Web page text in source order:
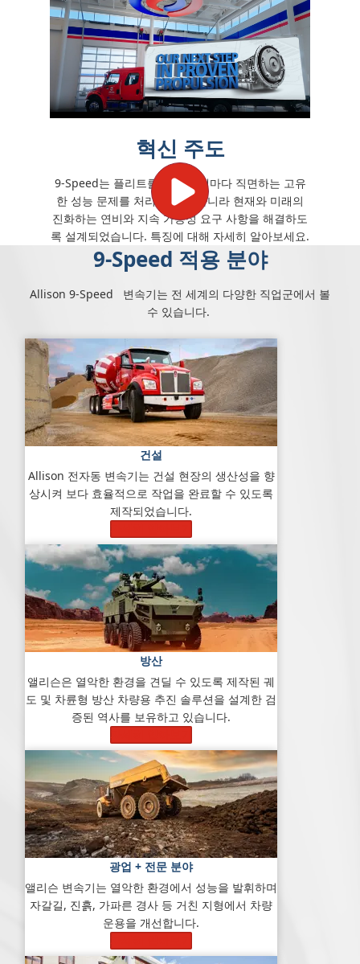
혁신 주도
9-Speed는 플리트를 운행할 때마다 직면하는 고유
한 성능 문제를 처리할 뿐만 아니라 현재와 미래의
진화하는 연비와 지속 가능성 요구 사항을 해결하도
록 설계되었습니다. 특징에 대해 자세히 알아보세요.
9-Speed 적용 분야
Allison 9-Speed 변속기는 전 세계의 다양한 직업군에서 볼
수 있습니다.
건설
Allison 전자동 변속기는 건설 현장의 생산성을 향
상시켜 보다 효율적으로 작업을 완료할 수 있도록
제작되었습니다.
방산
앨리슨은 열악한 환경을 견딜 수 있도록 제작된 궤
도 및 차륜형 방산 차량용 추진 솔루션을 설계한 검
증된 역사를 보유하고 있습니다.
광업 + 전문 분야
앨리슨 변속기는 열악한 환경에서 성능을 발휘하며
자갈길, 진흙, 가파른 경사 등 거친 지형에서 차량
운용을 개선합니다.